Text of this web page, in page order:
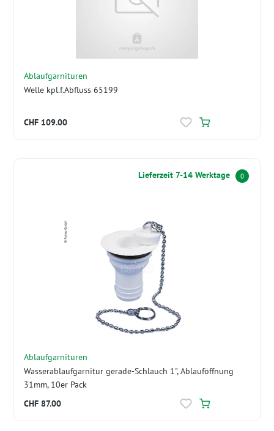
Ablaufgarnituren
Welle kpl.f.Abfluss 65199
CHF 109.00
Lieferzeit 7-14 Werktage 0
Ablaufgarnituren
Wasserablaufgarnitur gerade-Schlauch 1", Ablauföffnung
31mm, 10er Pack
CHF 87.00